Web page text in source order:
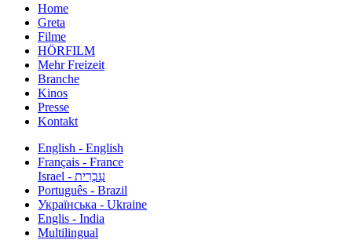
Home
Greta
Filme
HÖRFILM
Mehr Freizeit
Branche
Kinos
Presse
Kontakt
English - English
Français - France
עִבְרִית - Israel
Português - Brazil
Українська - Ukraine
Englis - India
Multilingual